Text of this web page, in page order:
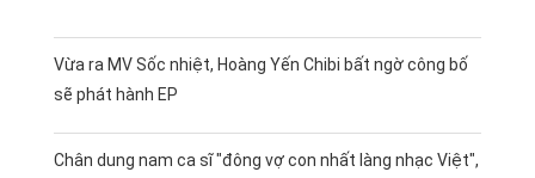
Vừa ra MV Sốc nhiệt, Hoàng Yến Chibi bất ngờ công bố
sẽ phát hành EP
Chân dung nam ca sĩ "đông vợ con nhất làng nhạc Việt",